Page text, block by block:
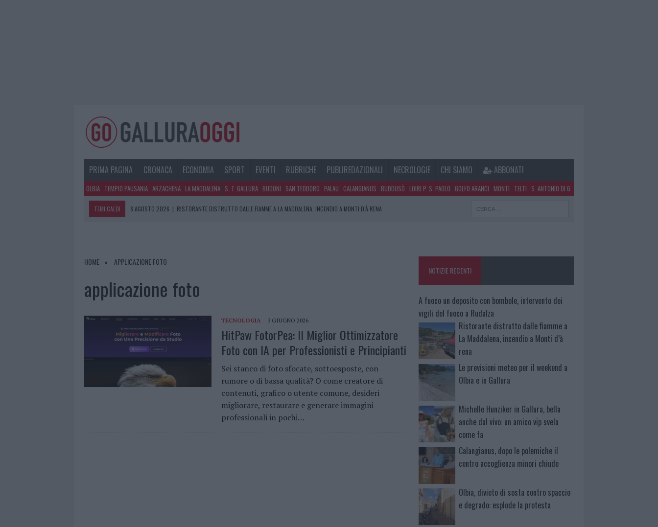
PRIMA PAGINA CRONACA ECONOMIA SPORT EVENTI RUBRICHE PUBLIREDAZIONALI NECROLOGIE CHI SIAMO ABBONATI
OLBIA TEMPIO PAUSANIA ARZACHENA LA MADDALENA S. T. GALLURA BUDONI SAN TEODORO PALAU CALANGIANUS BUDDUSÒ LOIRI P. S. PAOLO GOLFO ARANCI MONTI TELTI S. ANTONIO DI G.
TEMI CALDI 8 AGOSTO 2026 | RISTORANTE DISTRUTTO DALLE FIAMME A LA MADDALENA, INCENDIO A MONTI D’À RENA
7 AGOSTO 2026 | CALANGIANUS, DOPO LE POLEMICHE IL CENTRO ACCOGLIENZA MINORI CHIUDE
HOME APPLICAZIONE FOTO
applicazione foto
TECNOLOGIA 3 GIUGNO 2026
HitPaw FotorPea: Il Miglior Ottimizzatore
Foto con IA per Professionisti e Principianti
Sei stanco di foto sfocate, sottoesposte, con
rumore o di bassa qualità? O come creatore di
contenuti, grafico o utente comune, desideri
migliorare, restaurare e generare immagini
professionali in pochi…
NOTIZIE RECENTI
A fuoco un deposito con bombole, intervento dei
vigili del fuoco a Rudalza
Ristorante distrutto dalle fiamme a
La Maddalena, incendio a Monti d’à
rena
Le previsioni meteo per il weekend a
Olbia e in Gallura
Michelle Hunziker in Gallura, bella
anche dal vivo: un amico vip svela
come fa
Calangianus, dopo le polemiche il
centro accoglienza minori chiude
Olbia, divieto di sosta contro spaccio
e degrado: esplode la protesta